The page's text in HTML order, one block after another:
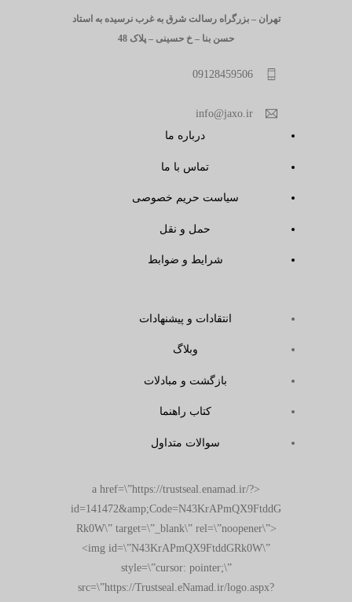
تهران – بزرگراه رسالت شرق به غرب نرسیده به استاد
حسن بنا – خ حسینی – پلاک 48
09128459506
info@jaxo.ir
درباره ما
تماس با ما
سیاست حریم خصوصی
حمل و نقل
شرایط و ضوابط
انتقادات و پیشنهادات
وبلاگ
بازگشت و مبادلات
کتاب راهنما
سوالات متداول
<a href=\”https://trustseal.enamad.ir/?
id=141472&amp;Code=N43KrAPmQX9FtddG
Rk0W\” target=\”_blank\” rel=\”noopener\”>
<img id=\”N43KrAPmQX9FtddGRk0W\”
style=\”cursor: pointer;\”
src=\”https://Trustseal.eNamad.ir/logo.aspx?